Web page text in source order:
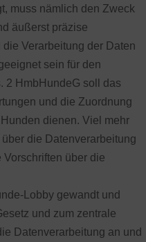
muss nämlich den Zweck
äußerst präzise
Verarbeitung der Daten
sein für den
2 HmbHundeG soll das
und die Zuordnung
dienen. Viel mehr
die Datenverarbeitung
über die
Lobby gewandt und
und zum zentrale
Datenverarbeitung an und